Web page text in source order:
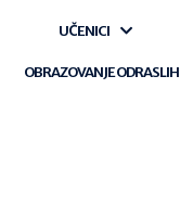
UČENICI
OBRAZOVANJE ODRASLIH